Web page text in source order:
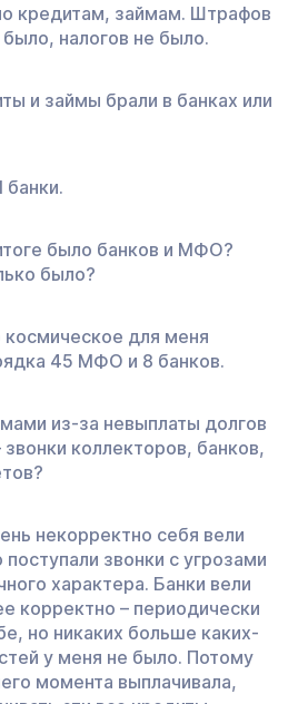
кредитам, займам. Штрафов
налогов не было.
и займы брали в банках или
было банков и МФО?
было?
для меня
45 МФО и 8 банков.
из-за невыплаты долгов
звонки коллекторов, банков,
некорректно себя вели
звонки с угрозами
характера. Банки вели
корректно – периодически
но никаких больше каких-
у меня не было. Потому
момента выплачивала,